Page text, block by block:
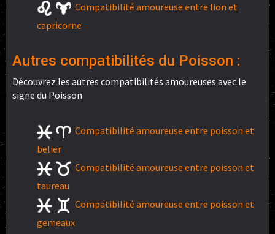
Compatibilité amoureuse entre lion et
capricorne
Autres compatibilités du Poisson :
Découvrez les autres compatibilités amoureuses avec le
signe du Poisson
Compatibilité amoureuse entre poisson et
belier
Compatibilité amoureuse entre poisson et
taureau
Compatibilité amoureuse entre poisson et
gemeaux